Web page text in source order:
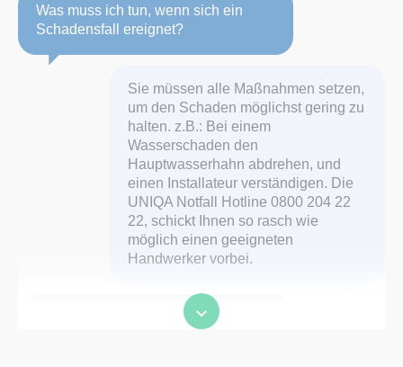
Was muss ich tun, wenn sich ein
Schadensfall ereignet?
Sie müssen alle Maßnahmen setzen,
um den Schaden möglichst gering zu
halten. z.B.: Bei einem
Wasserschaden den
Hauptwasserhahn abdrehen, und
einen Installateur verständigen. Die
UNIQA Notfall Hotline 0800 204 22
22, schickt Ihnen so rasch wie
möglich einen geeigneten
Handwerker vorbei.
Wie finde ich heraus, ob mein